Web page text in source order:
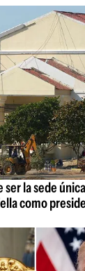
ser la sede
como